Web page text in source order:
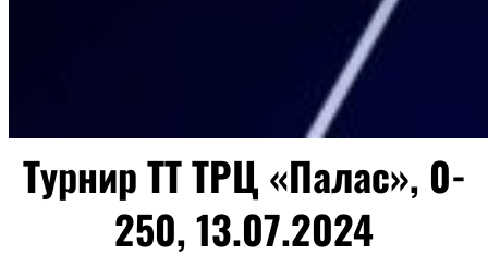
Турнир ТТ ТРЦ «Палас», 0-
250, 13.07.2024